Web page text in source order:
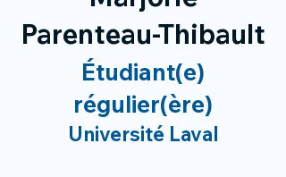
Parenteau-Thibault
Étudiant(e)
régulier(ère)
Université Laval